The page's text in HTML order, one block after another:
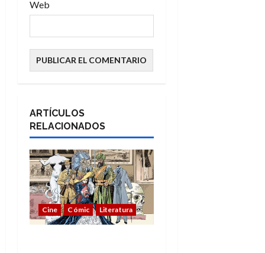
Web
ARTÍCULOS
RELACIONADOS
Cine Cómic Literatura